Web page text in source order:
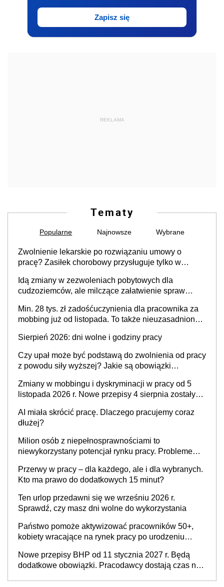
Zapisz się
REKLAMA
Tematy
Popularne Najnowsze Wybrane
Zwolnienie lekarskie po rozwiązaniu umowy o
pracę? Zasiłek chorobowy przysługuje tylko w
stosunku pracy
Idą zmiany w zezwoleniach pobytowych dla
cudzoziemców, ale milczące załatwienie spraw
Min. 28 tys. zł zadośćuczynienia dla pracownika za
mobbing już od listopada. To także nieuzasadniona
Sierpień 2026: dni wolne i godziny pracy
Czy upał może być podstawą do zwolnienia od pracy
z powodu siły wyższej? Jakie są obowiązki
Zmiany w mobbingu i dyskryminacji w pracy od 5
listopada 2026 r. Nowe przepisy 4 sierpnia zostały
AI miała skrócić pracę. Dlaczego pracujemy coraz
dłużej?
Milion osób z niepełnosprawnościami to
niewykorzystany potencjał rynku pracy. Problemem
refundacji, ale bariery po stronie systemu i
świadomości pracodawców [WYWIAD]
Przerwy w pracy – dla każdego, ale i dla wybranych.
Kto ma prawo do dodatkowych 15 minut?
Ten urlop przedawni się we wrześniu 2026 r.
Sprawdź, czy masz dni wolne do wykorzystania
Państwo pomoże aktywizować pracowników 50+,
kobiety wracające na rynek pracy po urodzeniu
neuroatypowe. Powstanie Fundusz na rzecz
Inkluzywności w Zatrudnianiu?
Nowe przepisy BHP od 11 stycznia 2027 r. Będą
dodatkowe obowiązki. Pracodawcy dostają czas na